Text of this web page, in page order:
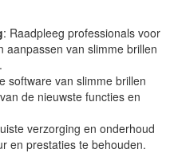
: Raadpleeg professionals voor
aanpassen van slimme brillen
software van slimme brillen
de nieuwste functies en
verzorging en onderhoud
en prestaties te behouden.